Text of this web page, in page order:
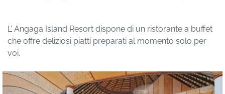
L’ Angaga Island Resort dispone di un ristorante a buffet
che offre deliziosi piatti preparati al momento solo per
voi.